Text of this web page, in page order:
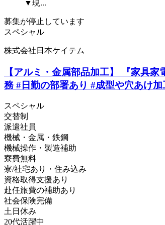
▼現...
募集が停止しています
スペシャル
株式会社日本ケイテム
【アルミ・金属部品加工】 『家具
務 #日勤の部署あり #成型や穴あけ
スペシャル
交替制
派遣社員
機械・金属・鉄鋼
機械操作・製造補助
寮費無料
寮/社宅あり・住み込み
資格取得支援あり
赴任旅費の補助あり
社会保険完備
土日休み
20代活躍中